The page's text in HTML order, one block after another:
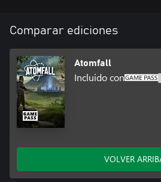
Comparar ediciones
Atomfall
Incluido con
VOLVER